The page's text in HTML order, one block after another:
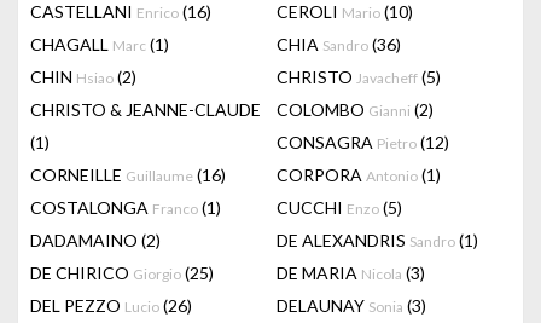
CASTELLANI Enrico (16) CEROLI Mario (10)
CHAGALL Marc (1) CHIA Sandro (36)
CHIN Hsiao (2) CHRISTO Javacheff (5)
CHRISTO & JEANNE-CLAUDE
(1)
COLOMBO Gianni (2)
CONSAGRA Pietro (12)
CORNEILLE Guillaume (16) CORPORA Antonio (1)
COSTALONGA Franco (1) CUCCHI Enzo (5)
DADAMAINO (2) DE ALEXANDRIS Sandro (1)
DE CHIRICO Giorgio (25) DE MARIA Nicola (3)
DEL PEZZO Lucio (26) DELAUNAY Sonia (3)